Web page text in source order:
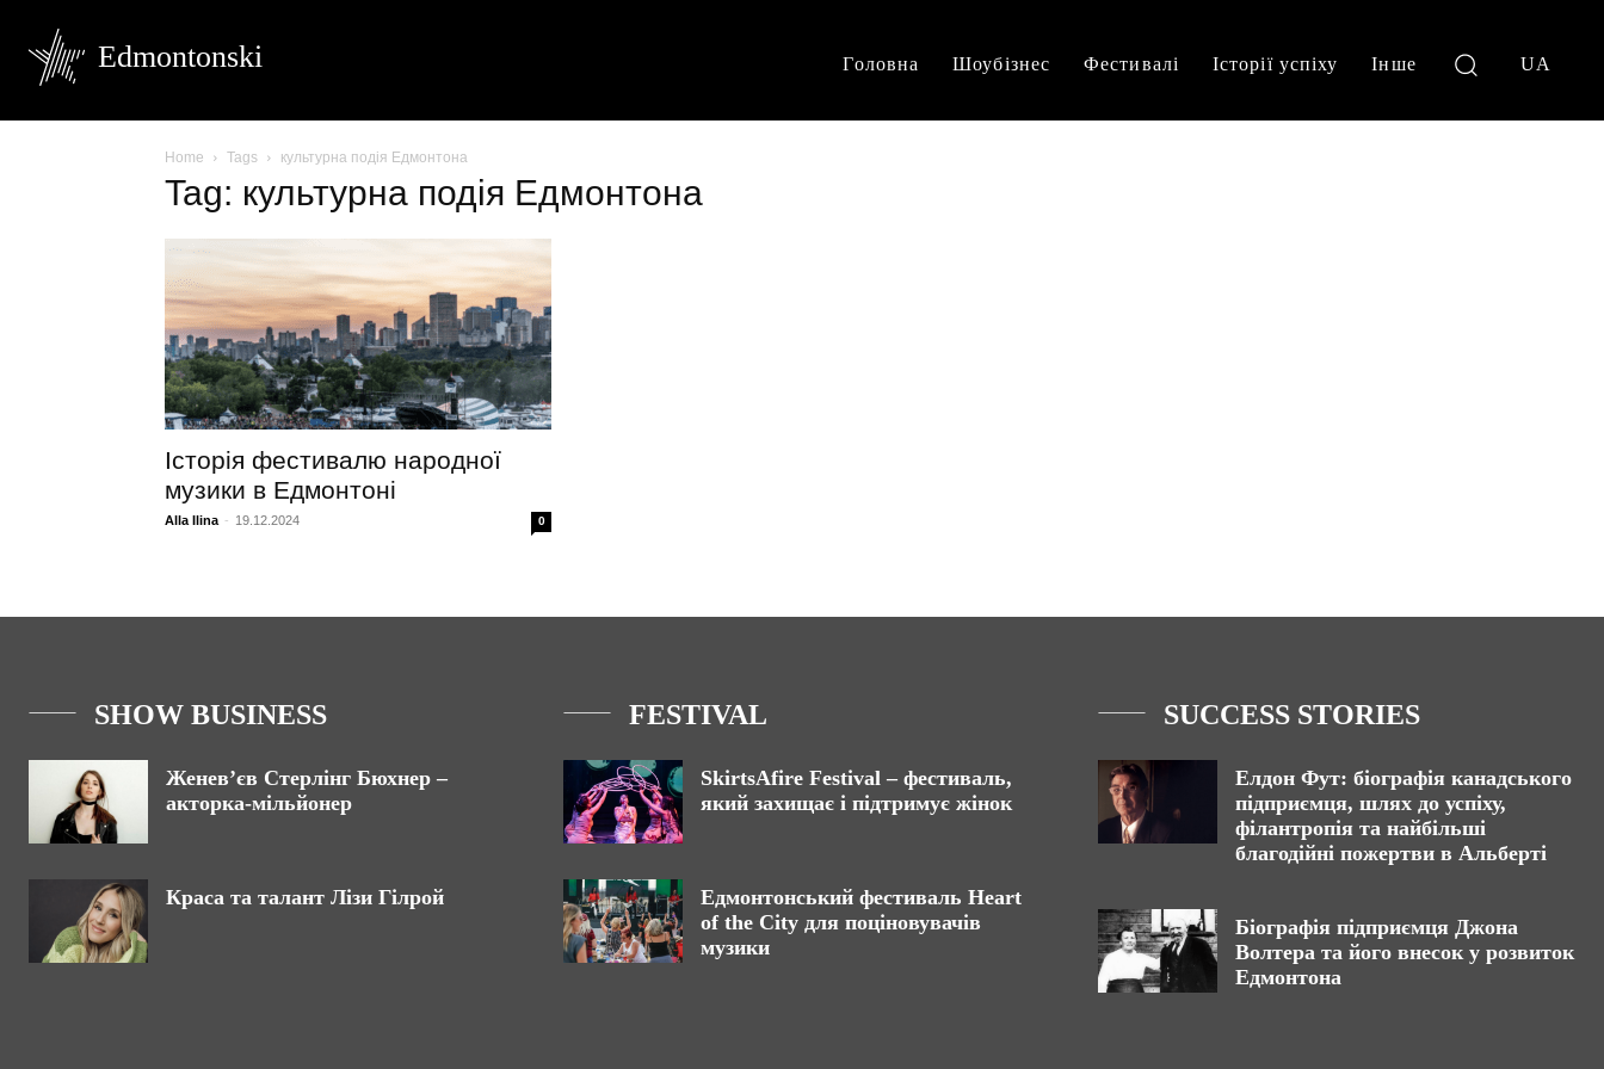
Edmontonski Головна Шоубізнес Фестивалі Історії успіху Інше UA
Home Tags культурна подія Едмонтона
Tag: культурна подія Едмонтона
Історія фестивалю народної
музики в Едмонтоні
Alla Ilina - 19.12.2024 0
SHOW BUSINESS
Женев’єв Стерлінг Бюхнер –
акторка-мільйонер
Краса та талант Лізи Гілрой
FESTIVAL
SkirtsAfire Festival – фестиваль,
який захищає і підтримує жінок
Едмонтонський фестиваль Heart
of the City для поціновувачів
музики
SUCCESS STORIES
Елдон Фут: біографія канадського
підприємця, шлях до успіху,
філантропія та найбільші
благодійні пожертви в Альберті
Біографія підприємця Джона
Волтера та його внесок у розвиток
Едмонтона